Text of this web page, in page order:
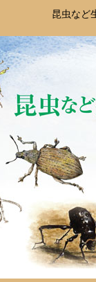
昆虫など